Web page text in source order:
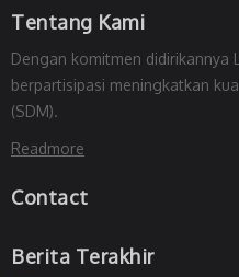
Tentang Kami
Dengan komitmen didirikannya
berpartisipasi meningkatkan
(SDM).
Readmore
Contact
Berita Terakhir